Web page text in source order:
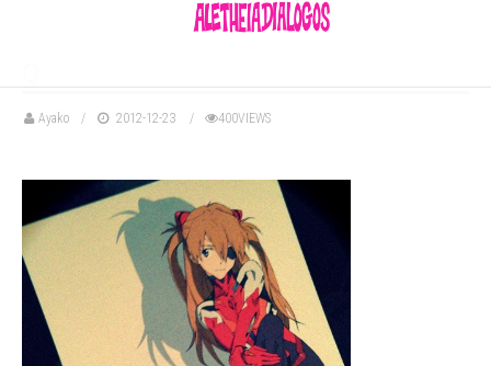
Ayako 2012-12-23 400VIEWS